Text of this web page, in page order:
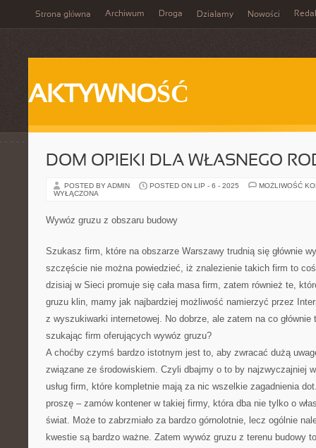
Strona główna Archiwum Droga Działamy Nowości
AKTYWNOŚĆ
DOM OPIEKI DLA WŁASNEGO
POSTED BY ADMIN POSTED ON LIP - 6 - 2025
MOŻLIWOŚĆ
WYŁĄCZONA
Wywóz gruzu z obszaru budowy
Szukasz firm, które na obszarze Warszawy trudnią się głównie
szczęście nie można powiedzieć, iż znalezienie takich firm to
dzisiaj w Sieci promuje się cała masa firm, zatem również te,
gruzu klin, mamy jak najbardziej możliwość namierzyć przez
z wyszukiwarki internetowej. No dobrze, ale zatem na co głównie
szukając firm oferujących wywóz gruzu?
A choćby czymś bardzo istotnym jest to, aby zwracać dużą
związane ze środowiskiem. Czyli dbajmy o to by najzwyczajniej
usług firm, które kompletnie mają za nic wszelkie zagadnienia
proszę – zamów kontener w takiej firmy, która dba nie tylko o
świat. Może to zabrzmiało za bardzo górnolotnie, lecz ogólnie
kwestie są bardzo ważne. Zatem wywóz gruzu z terenu budowy